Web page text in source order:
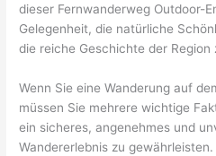
dieser Fernwanderweg Outdoor-
Gelegenheit, die natürliche
die reiche Geschichte der Region
Wenn Sie eine Wanderung auf
müssen Sie mehrere wichtige
ein sicheres, angenehmes und
Wandererlebnis zu gewährleisten.